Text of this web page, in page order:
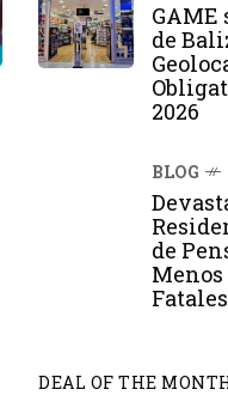
GAME
de
2026
BLOG
de
Fatales
DEAL OF THE